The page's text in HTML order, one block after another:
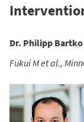
Dr. Philipp Bartko
Fukui M et al.,